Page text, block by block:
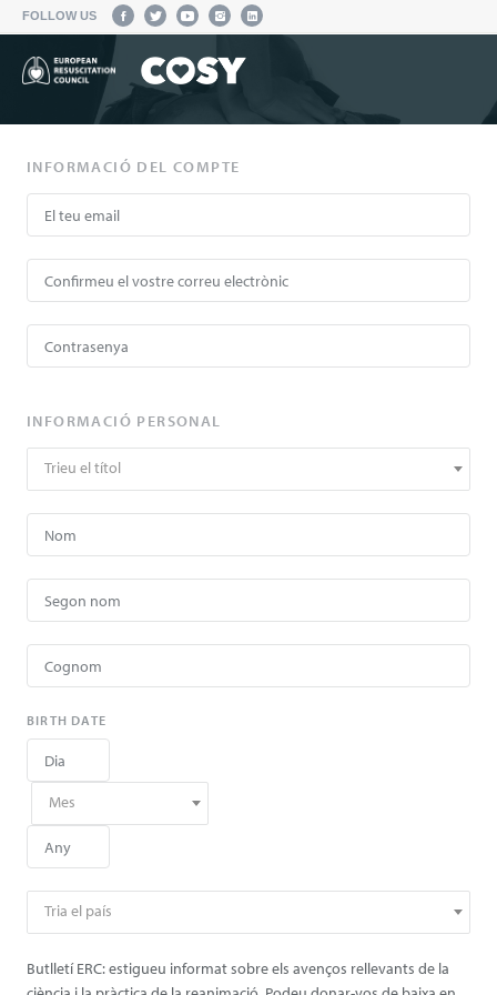
FOLLOW US
INFORMACIÓ DEL COMPTE
INFORMACIÓ PERSONAL
Trieu el títol
BIRTH DATE
Mes
Tria el país
Butlletí ERC: estigueu informat sobre els avenços rellevants de la